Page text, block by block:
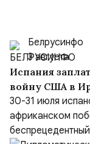
Белрусинфо
3 августа
Испания
войну США в
сутки и
30-31 июля
африканском